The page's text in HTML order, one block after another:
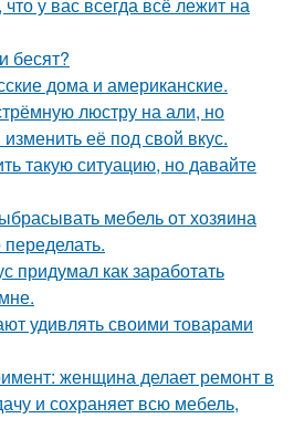
у вас всегда всё лежит на
бесят?
дома и американские.
люстру на али, но
её под свой вкус.
такую ситуацию, но давайте
мебель от хозяина
придумал как заработать
удивлять своими товарами
женщина делает ремонт в
и сохраняет всю мебель,